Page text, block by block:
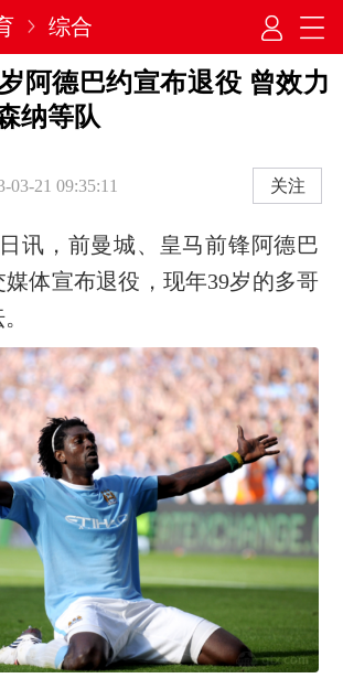
综合
阿德巴约宣布退役 曾效力
纳等队
03-21 09:35:11 关注
讯，前曼城、皇马前锋阿德巴
体宣布退役，现年39岁的多哥